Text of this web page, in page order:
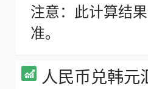
注意：此计算结
准。
人民币兑韩元